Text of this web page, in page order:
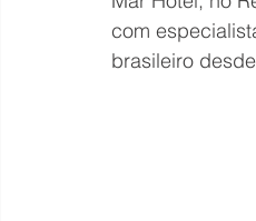
com
brasileiro